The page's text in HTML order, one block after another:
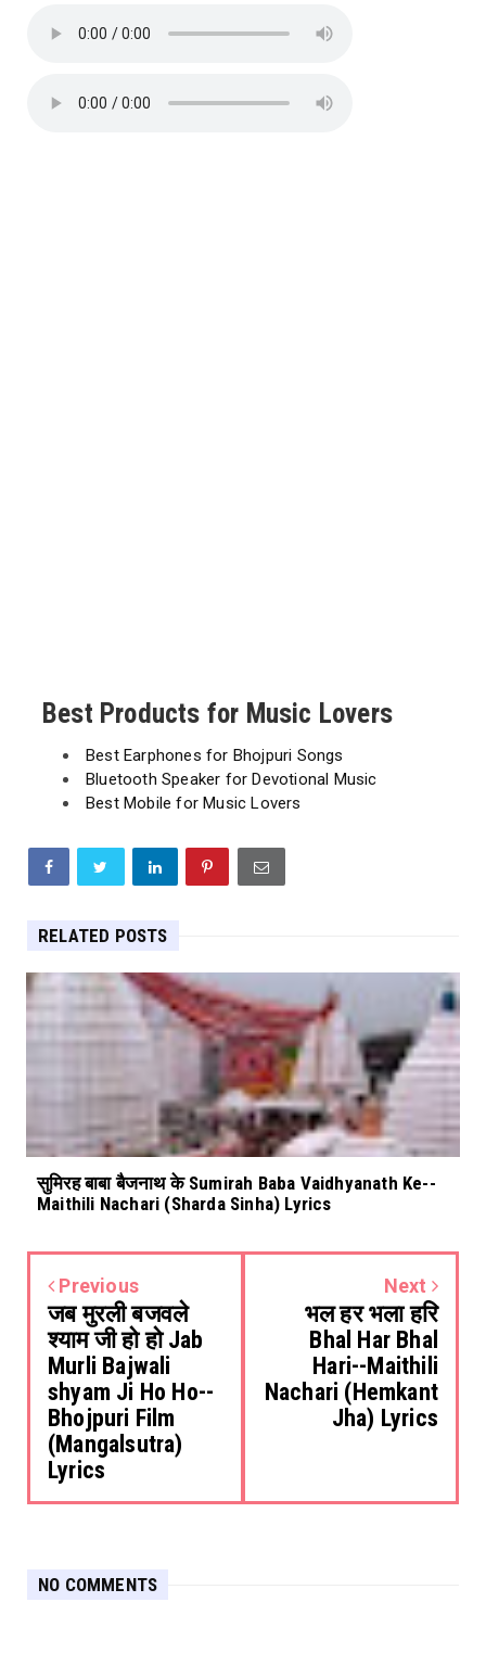
Best Products for Music Lovers
Best Earphones for Bhojpuri Songs
Bluetooth Speaker for Devotional Music
Best Mobile for Music Lovers
RELATED POSTS
सुमिरह बाबा बैजनाथ के Sumirah Baba Vaidhyanath Ke--
Maithili Nachari (Sharda Sinha) Lyrics
Previous
जब मुरली बजवले
श्याम जी हो हो Jab
Murli Bajwali
shyam Ji Ho Ho--
Bhojpuri Film
(Mangalsutra)
Lyrics
Next
भल हर भला हरि
Bhal Har Bhal
Hari--Maithili
Nachari (Hemkant
Jha) Lyrics
NO COMMENTS